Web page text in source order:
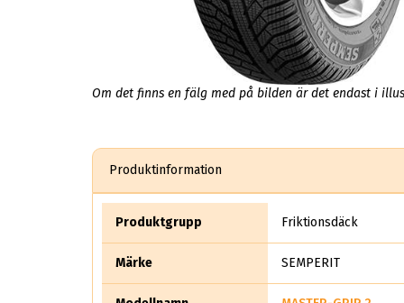
Om det finns en fälg med på bilden är det endast i
Produktinformation
Produktgrupp Friktionsdäck
Märke SEMPERIT